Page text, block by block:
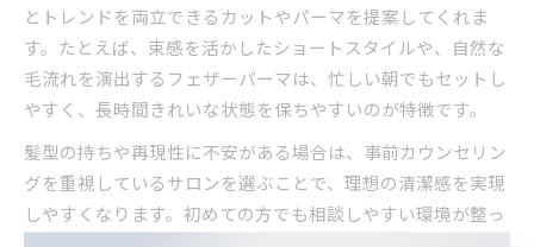
とトレンドを両立できるカットやパーマを提案してくれま
す。たとえば、束感を活かしたショートスタイルや、自然な
毛流れを演出するフェザーパーマは、忙しい朝でもセットし
やすく、長時間きれいな状態を保ちやすいのが特徴です。
髪型の持ちや再現性に不安がある場合は、事前カウンセリン
グを重視しているサロンを選ぶことで、理想の清潔感を実現
しやすくなります。初めての方でも相談しやすい環境が整っ